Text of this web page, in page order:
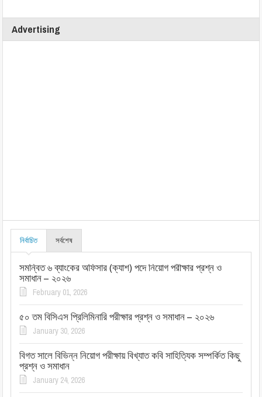
Advertising
নির্বাচিত সর্বশেষ
সমন্বিত ৬ ব্যাংকের অফিসার (ক্যাশ) পদে নিয়োগ পরীক্ষার প্রশ্ন ও
সমাধান – ২০২৬
February 01, 2026
৫০ তম বিসিএস প্রিলিমিনারি পরীক্ষার প্রশ্ন ও সমাধান – ২০২৬
January 30, 2026
বিগত সালে বিভিন্ন নিয়োগ পরীক্ষায় বিখ্যাত কবি সাহিত্যিক সম্পর্কিত কিছু
প্রশ্ন ও সমাধান
January 24, 2026